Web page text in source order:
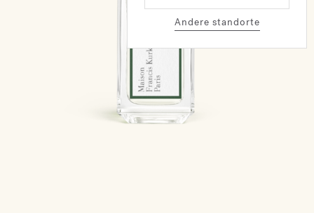
Andere standorte